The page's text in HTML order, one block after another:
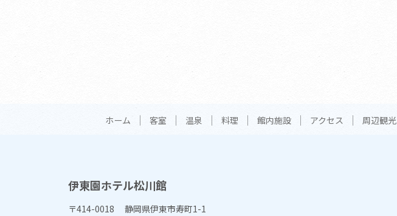
ホーム 客室 温泉 料理 館内施設 アクセス 周辺観光
伊東園ホテル松川館
〒414-0018 静岡県伊東市寿町1-1